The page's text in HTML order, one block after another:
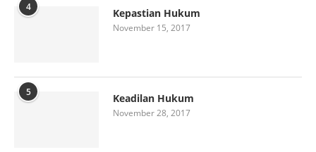
4 Kepastian Hukum
November 15, 2017
5 Keadilan Hukum
November 28, 2017